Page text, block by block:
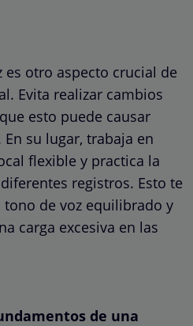
otro aspecto crucial de
Evita realizar cambios
esto puede causar
su lugar, trabaja en
flexible y practica la
registros. Esto te
de voz equilibrado y
carga excesiva en las
de una